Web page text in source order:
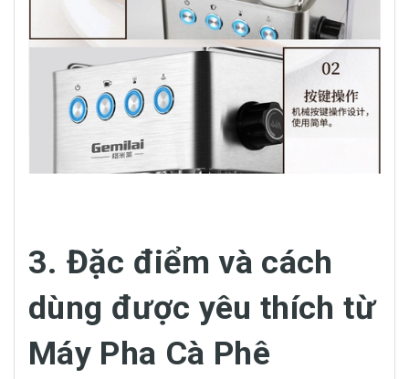
3. Đặc điểm và cách
dùng được yêu thích từ
Máy Pha Cà Phê